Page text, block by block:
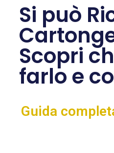
Si può
Scopri
farlo e
Guida